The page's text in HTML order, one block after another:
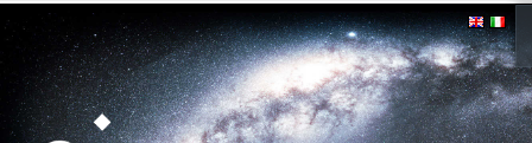
Strumenti
personali
Salta
contenuti.
|